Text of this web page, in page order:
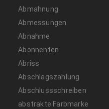
Abmahnung
Abmessungen
Abnahme
Abonnenten
Abriss
Abschlagszahlung
Abschlussschreiben
abstrakte Farbmarke